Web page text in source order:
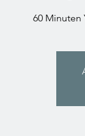
60 Minuten